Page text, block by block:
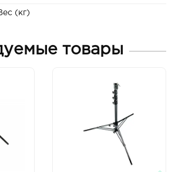
(кг)
товары